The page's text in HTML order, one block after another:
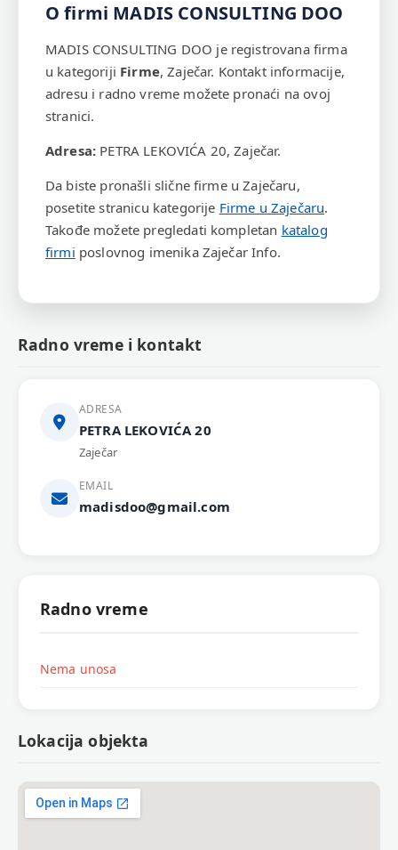
O firmi MADIS CONSULTING DOO
MADIS CONSULTING DOO je registrovana firma
u kategoriji Firme, Zaječar. Kontakt informacije,
adresu i radno vreme možete pronaći na ovoj
stranici.
Adresa: PETRA LEKOVIĆA 20, Zaječar.
Da biste pronašli slične firme u Zaječaru,
posetite stranicu kategorije Firme u Zaječaru.
Takođe možete pregledati kompletan katalog
firmi poslovnog imenika Zaječar Info.
Radno vreme i kontakt
ADRESA
PETRA LEKOVIĆA 20
Zaječar
EMAIL
madisdoo@gmail.com
Radno vreme
Nema unosa
Lokacija objekta